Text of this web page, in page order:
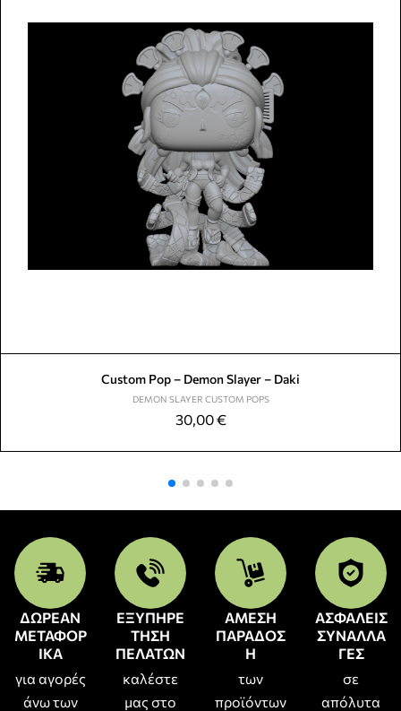
Custom Pop – Demon Slayer – Daki
DEMON SLAYER CUSTOM POPS
30,00€
ΔΩΡΕΑΝ
ΜΕΤΑΦΟΡ
ΙΚΑ
για αγορές
άνω των
ΕΞΥΠΗΡΕ
ΤΗΣΗ
ΠΕΛΑΤΩΝ
καλέστε
μας στο
ΑΜΕΣΗ
ΠΑΡΑΔΟΣ
Η
των
προϊόντων
ΑΣΦΑΛΕΙΣ
ΣΥΝΑΛΛΑ
ΓΕΣ
σε
απόλυτα